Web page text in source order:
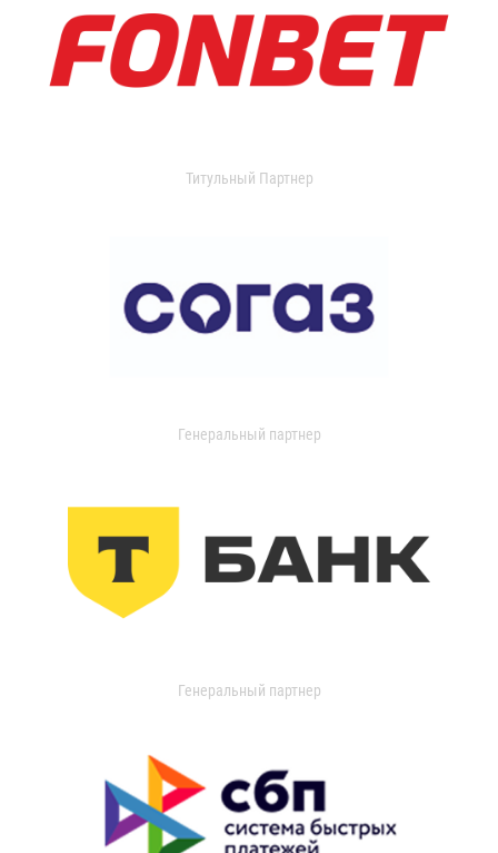
Титульный Партнер
Генеральный партнер
Генеральный партнер